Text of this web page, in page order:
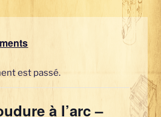
est passé.
à l’arc –